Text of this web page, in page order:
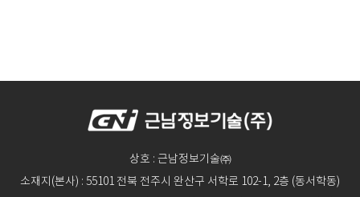
상호 : 근남정보기술㈜
소재지(본사) : 55101 전북 전주시 완산구 서학로 102-1, 2층 (동서학동)